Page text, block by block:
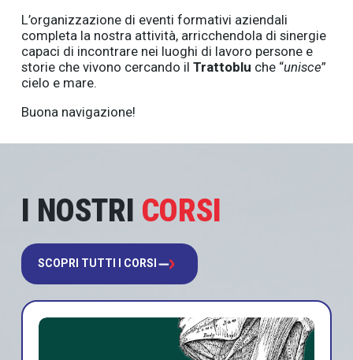
L’organizzazione di eventi formativi aziendali
completa la nostra attività, arricchendola di sinergie
capaci di incontrare nei luoghi di lavoro persone e
storie che vivono cercando il Trattoblu che “unisce”
cielo e mare.
Buona navigazione!
I NOSTRI CORSI
SCOPRI TUTTI I CORSI